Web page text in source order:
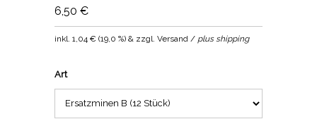
6,50 €
inkl.1,04 € (19,0 %) & zzgl. Versand / plus shipping
Art